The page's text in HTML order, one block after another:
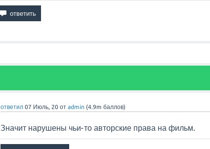
ответил 07 Июль, 20 отadmin (4.9m баллов)
Значит нарушены чьи-то авторские права на фильм.